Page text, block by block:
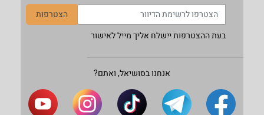
הצטרפות
בעת ההצטרפות יישלח אליך מייל לאישור
אנחנו בסושיאל, ואתם?